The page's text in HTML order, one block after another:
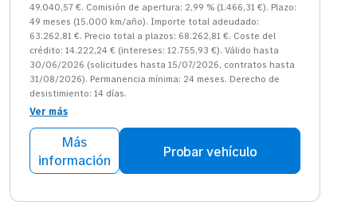
49.040,57 €. Comisión de apertura: 2,99 % (1.466,31 €). Plazo:
49 meses (15.000 km/año). Importe total adeudado:
63.262,81 €. Precio total a plazos: 68.262,81 €. Coste del
crédito: 14.222,24 € (intereses: 12.755,93 €). Válido hasta
30/06/2026 (solicitudes hasta 15/07/2026, contratos hasta
31/08/2026). Permanencia mínima: 24 meses. Derecho de
desistimiento: 14 días.
Ver más
Más
información
Probar vehículo